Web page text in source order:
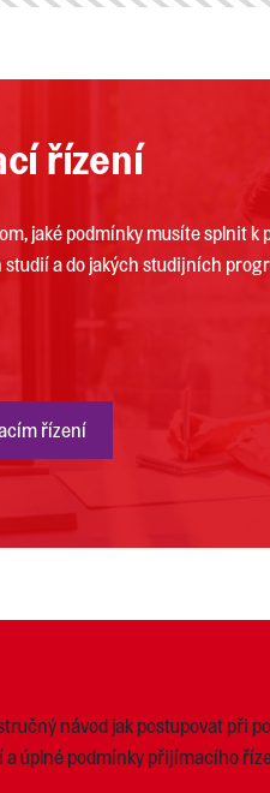
řízení
jaké podmínky musíte splnit k
a do jakých studijních
řízení
návod jak postupovat při
a úplné podmínky přijímacího